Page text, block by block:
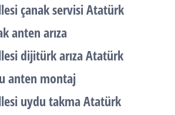
çanak servisi Atatürk
anten arıza
dijitürk arıza Atatürk
anten montaj
uydu takma Atatürk